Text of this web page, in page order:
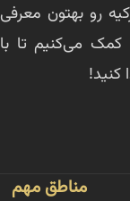
رو بهتون معرفی
کمک می‌کنیم تا با
کنید!
مناطق مهم